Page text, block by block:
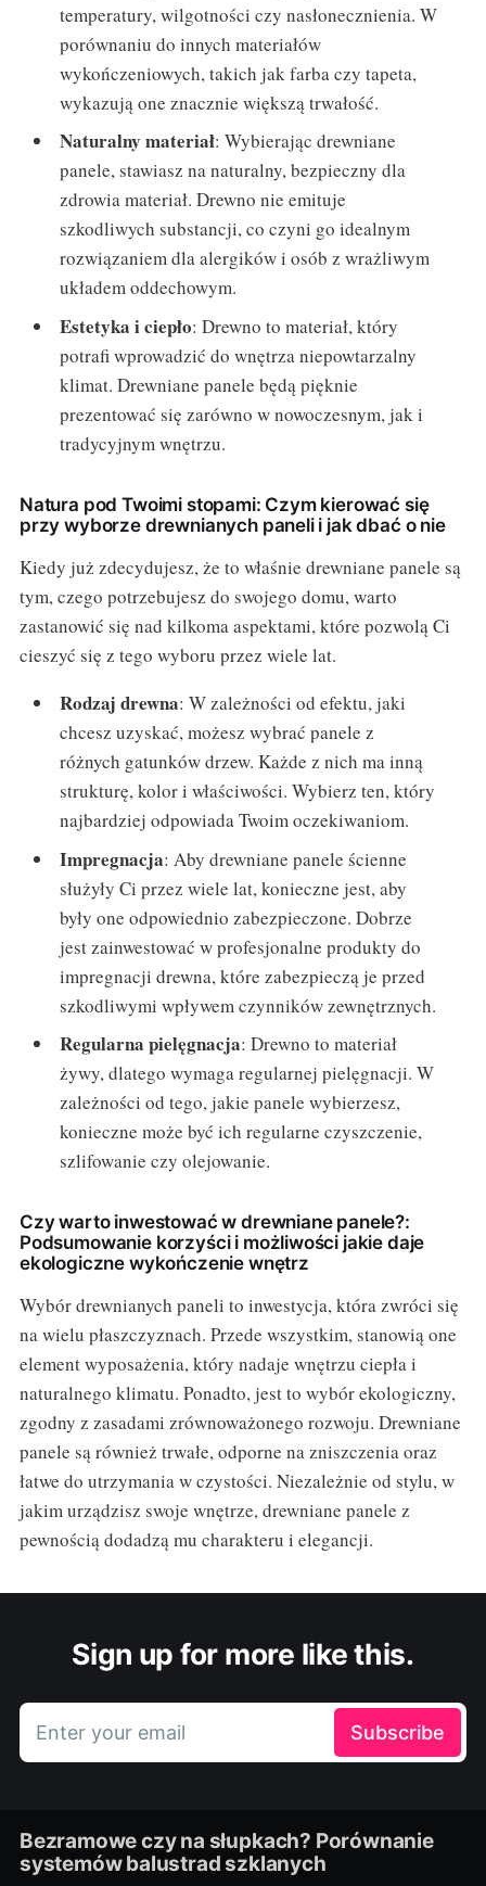
temperatury, wilgotności czy nasłonecznienia. W
porównaniu do innych materiałów
wykończeniowych, takich jak farba czy tapeta,
wykazują one znacznie większą trwałość.
Naturalny materiał: Wybierając drewniane
panele, stawiasz na naturalny, bezpieczny dla
zdrowia materiał. Drewno nie emituje
szkodliwych substancji, co czyni go idealnym
rozwiązaniem dla alergików i osób z wrażliwym
układem oddechowym.
Estetyka i ciepło: Drewno to materiał, który
potrafi wprowadzić do wnętrza niepowtarzalny
klimat. Drewniane panele będą pięknie
prezentować się zarówno w nowoczesnym, jak i
tradycyjnym wnętrzu.
Natura pod Twoimi stopami: Czym kierować się
przy wyborze drewnianych paneli i jak dbać o nie
Kiedy już zdecydujesz, że to właśnie drewniane panele są
tym, czego potrzebujesz do swojego domu, warto
zastanowić się nad kilkoma aspektami, które pozwolą Ci
cieszyć się z tego wyboru przez wiele lat.
Rodzaj drewna: W zależności od efektu, jaki
chcesz uzyskać, możesz wybrać panele z
różnych gatunków drzew. Każde z nich ma inną
strukturę, kolor i właściwości. Wybierz ten, który
najbardziej odpowiada Twoim oczekiwaniom.
Impregnacja: Aby drewniane panele ścienne
służyły Ci przez wiele lat, konieczne jest, aby
były one odpowiednio zabezpieczone. Dobrze
jest zainwestować w profesjonalne produkty do
impregnacji drewna, które zabezpieczą je przed
szkodliwymi wpływem czynników zewnętrznych.
Regularna pielęgnacja: Drewno to materiał
żywy, dlatego wymaga regularnej pielęgnacji. W
zależności od tego, jakie panele wybierzesz,
konieczne może być ich regularne czyszczenie,
szlifowanie czy olejowanie.
Czy warto inwestować w drewniane panele?:
Podsumowanie korzyści i możliwości jakie daje
ekologiczne wykończenie wnętrz
Wybór drewnianych paneli to inwestycja, która zwróci się
na wielu płaszczyznach. Przede wszystkim, stanowią one
element wyposażenia, który nadaje wnętrzu ciepła i
naturalnego klimatu. Ponadto, jest to wybór ekologiczny,
zgodny z zasadami zrównoważonego rozwoju. Drewniane
panele są również trwałe, odporne na zniszczenia oraz
łatwe do utrzymania w czystości. Niezależnie od stylu, w
jakim urządzisz swoje wnętrze, drewniane panele z
pewnością dodadzą mu charakteru i elegancji.
Sign up for more like this.
Enter your email Subscribe
Bezramowe czy na słupkach? Porównanie
systemów balustrad szklanych